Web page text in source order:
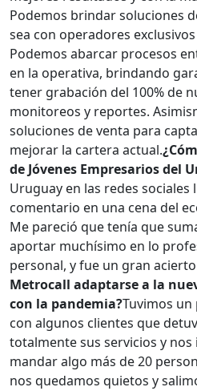
Podemos brindar soluciones
sea con operadores
Podemos abarcar procesos
en la operativa, brindando
tener grabación del 100% de
monitoreos y reportes.
soluciones de venta para
mejorar la cartera actual.
de Jóvenes Empresarios del
Uruguay en las redes
comentario en una cena del
Me pareció que tenía que
aportar muchísimo en lo
personal, y fue un gran
Metrocall adaptarse a la
con la pandemia?Tuvimos
con algunos clientes que
totalmente sus servicios y
mandar algo más de 20
nos quedamos quietos y